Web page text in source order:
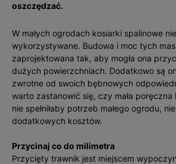
oszczędzać.
W małych ogrodach kosiarki spalinowe
wykorzystywane. Budowa i moc tych
zaprojektowana tak, aby mogła ona
dużych powierzchniach. Dodatkowo są
zwrotne od swoich bębnowych
warto zastanowić się, czy mała
nie spełniłaby potrzeb małego ogrodu,
dodatkowych kosztów.
Przycinaj co do milimetra
Przycięty trawnik jest miejscem